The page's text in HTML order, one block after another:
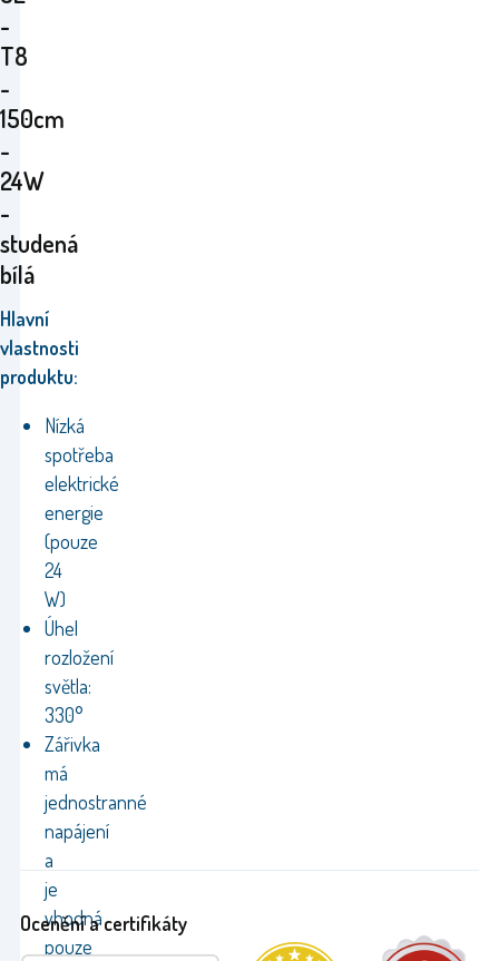
-
T8
-
150cm
-
24W
-
studená
bílá
Hlavní
vlastnosti
produktu:
Nízká
spotřeba
elektrické
energie
(pouze
24
W)
Úhel
rozložení
světla:
330°
Zářivka
má
jednostranné
napájení
a
je
vhodná
pouze
Ocenění a certifikáty